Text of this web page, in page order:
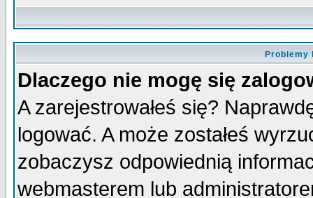
Problemy
Dlaczego nie mogę się
A zarejestrowałeś się?
logować. A może zostałeś
zobaczysz odpowiednią
webmasterem lub